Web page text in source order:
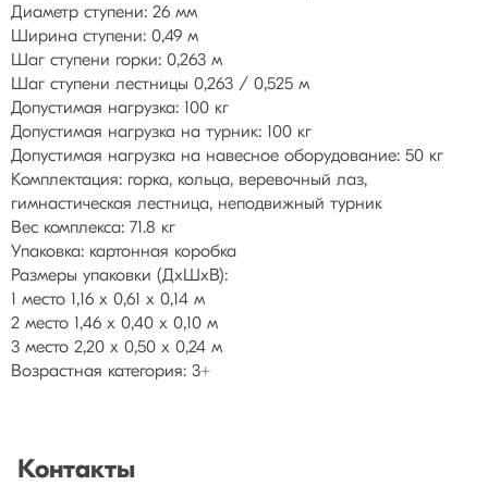
Диаметр ступени: 26 мм
Ширина ступени: 0,49 м
Шаг ступени горки: 0,263 м
Шаг ступени лестницы 0,263 / 0,525 м
Допустимая нагрузка: 100 кг
Допустимая нагрузка на турник: 100 кг
Допустимая нагрузка на навесное оборудование: 50 кг
Комплектация: горка, кольца, веревочный лаз,
гимнастическая лестница, неподвижный турник
Вес комплекса: 71.8 кг
Упаковка: картонная коробка
Размеры упаковки (ДхШхВ):
1 место 1,16 х 0,61 х 0,14 м
2 место 1,46 х 0,40 х 0,10 м
3 место 2,20 х 0,50 х 0,24 м
Возрастная категория: 3+
Контакты